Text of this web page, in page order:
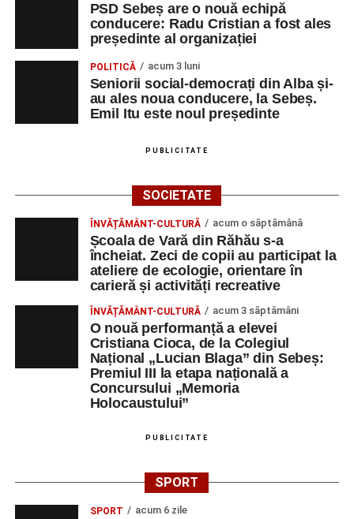
PSD Sebeș are o nouă echipă
conducere: Radu Cristian a fost ales
președinte al organizației
POLITICĂ acum 3 luni
Seniorii social-democrați din Alba și-
au ales noua conducere, la Sebeș.
Emil Itu este noul președinte
PUBLICITATE
SOCIETATE
ÎNVĂȚĂMÂNT-CULTURĂ acum o săptămână
Școala de Vară din Răhău s-a
încheiat. Zeci de copii au participat la
ateliere de ecologie, orientare în
carieră și activități recreative
ÎNVĂȚĂMÂNT-CULTURĂ acum 3 săptămâni
O nouă performanță a elevei
Cristiana Cioca, de la Colegiul
Național „Lucian Blaga” din Sebeș:
Premiul III la etapa națională a
Concursului „Memoria
Holocaustului”
PUBLICITATE
SPORT
SPORT acum 6 zile